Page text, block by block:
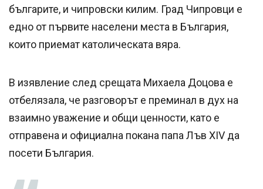
българите, и чипровски килим. Град Чипровци е
едно от първите населени места в България,
които приемат католическата вяра.
В изявление след срещата Михаела Доцова е
отбелязала, че разговорът е преминал в дух на
взаимно уважение и общи ценности, като е
отправена и официална покана папа Лъв XIV да
посети България.